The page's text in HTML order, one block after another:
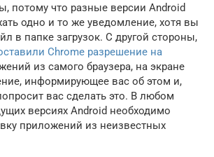
потому что разные версии Android
одно и то же уведомление, хотя вы
в папке загрузок. С другой стороны,
Chrome разрешение на
из самого браузера, на экране
информирующее вас об этом и,
вас сделать это. В любом
версиях Android необходимо
приложений из неизвестных